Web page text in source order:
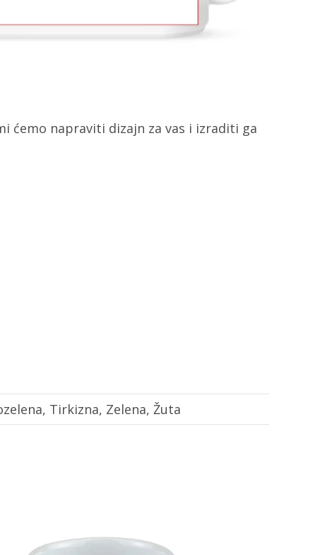
ćemo napraviti dizajn za vas i izraditi ga
Tirkizna, Zelena, Žuta